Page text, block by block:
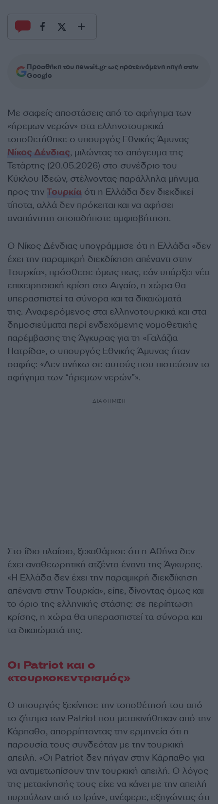
Προσθήκη του newsit.gr ως προτεινόμενη πηγή στην
Google
Με σαφείς αποστάσεις από το αφήγημα των
«ήρεμων νερών» στα ελληνοτουρκικά
τοποθετήθηκε ο υπουργός Εθνικής Άμυνας
Νίκος Δένδιας, μιλώντας το απόγευμα της
Τετάρτης (20.05.2026) στο συνέδριο του
Κύκλου Ιδεών, στέλνοντας παράλληλα μήνυμα
προς την Τουρκία ότι η Ελλάδα δεν διεκδικεί
τίποτα, αλλά δεν πρόκειται και να αφήσει
αναπάντητη οποιαδήποτε αμφισβήτηση.
Ο Νίκος Δένδιας υπογράμμισε ότι η Ελλάδα «δεν
έχει την παραμικρή διεκδίκηση απέναντι στην
Τουρκία», πρόσθεσε όμως πως, εάν υπάρξει νέα
επιχειρησιακή κρίση στο Αιγαίο, η χώρα θα
υπερασπιστεί τα σύνορα και τα δικαιώματά
της. Αναφερόμενος στα ελληνοτουρκικά και στα
δημοσιεύματα περί ενδεχόμενης νομοθετικής
παρέμβασης της Άγκυρας για τη «Γαλάζια
Πατρίδα», ο υπουργός Εθνικής Άμυνας ήταν
σαφής: «Δεν ανήκω σε αυτούς που πιστεύουν το
αφήγημα των “ήρεμων νερών”».
ΔΙΑΦΗΜΙΣΗ
Στο ίδιο πλαίσιο, ξεκαθάρισε ότι η Αθήνα δεν
έχει αναθεωρητική ατζέντα έναντι της Άγκυρας.
«Η Ελλάδα δεν έχει την παραμικρή διεκδίκηση
απέναντι στην Τουρκία», είπε, δίνοντας όμως και
το όριο της ελληνικής στάσης: σε περίπτωση
κρίσης, η χώρα θα υπερασπιστεί τα σύνορα και
τα δικαιώματά της.
Οι Patriot και ο
«τουρκοκεντρισμός»
Ο υπουργός ξεκίνησε την τοποθέτησή του από
το ζήτημα των Patriot που μετακινήθηκαν από την
Κάρπαθο, απορρίπτοντας την ερμηνεία ότι η
παρουσία τους συνδεόταν με την τουρκική
απειλή. «Οι Patriot δεν πήγαν στην Κάρπαθο για
να αντιμετωπίσουν την τουρκική απειλή. Ο λόγος
της μετακίνησής τους είχε να κάνει με την απειλή
πυραύλων από το Ιράν», ανέφερε, εξηγώντας ότι